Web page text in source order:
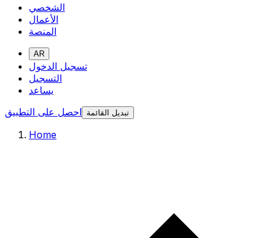
الشخصي
الأعمال
المنصة
AR
تسجيل الدخول
التسجيل
يساعد
احصل على التطبيق
تبديل القائمة
Home